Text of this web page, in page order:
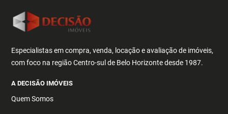
Especialistas em compra, venda, locação e avaliação de imóveis,
com foco na região Centro-sul de Belo Horizonte desde 1987.
A DECISÃO IMÓVEIS
Quem Somos